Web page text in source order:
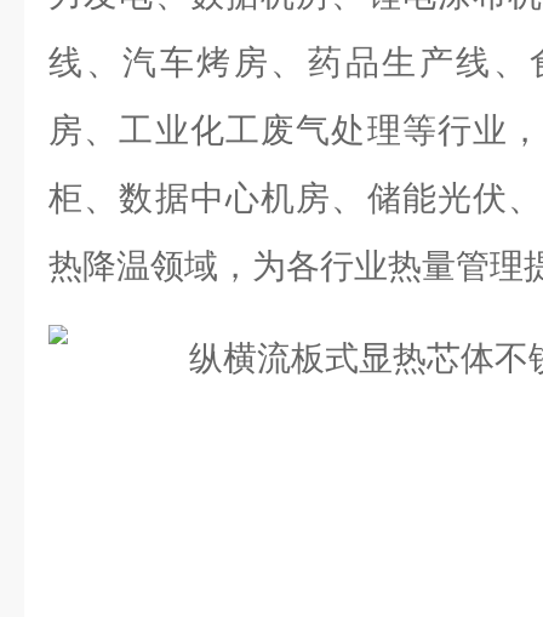
线、汽车烤房、药品生产线、
房、工业化工废气处理等行业
柜、数据中心机房、储能光伏
热降温领域，为各行业热量管理